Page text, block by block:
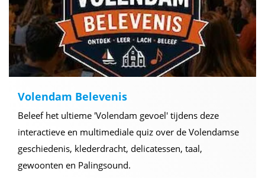
Volendam Belevenis
Beleef het ultieme 'Volendam gevoel' tijdens deze
interactieve en multimediale quiz over de Volendamse
geschiedenis, klederdracht, delicatessen, taal,
gewoonten en Palingsound.